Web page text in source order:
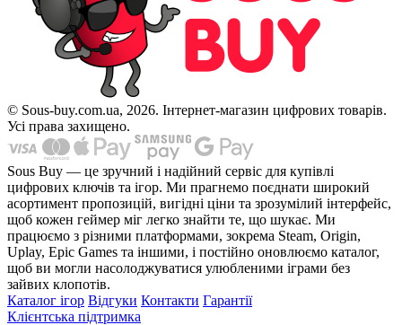
© Sous-buy.com.ua, 2026. Інтернет-магазин цифрових товарів.
Усі права захищено.
Sous Buy — це зручний і надійний сервіс для купівлі
цифрових ключів та ігор. Ми прагнемо поєднати широкий
асортимент пропозицій, вигідні ціни та зрозумілий інтерфейс,
щоб кожен геймер міг легко знайти те, що шукає. Ми
працюємо з різними платформами, зокрема Steam, Origin,
Uplay, Epic Games та іншими, і постійно оновлюємо каталог,
щоб ви могли насолоджуватися улюбленими іграми без
зайвих клопотів.
Каталог ігор Відгуки Контакти Гарантії
Клієнтська підтримка